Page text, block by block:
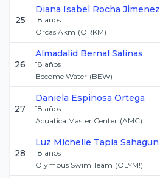
25
Diana Isabel Rocha Jimenez
18 años
Orcas Akm (ORKM)
26
Almadalid Bernal Salinas
18 años
Become Water (BEW)
27
Daniela Espinosa Ortega
18 años
Acuatica Master Center (AMC)
28
Luz Michelle Tapia Sahagun
18 años
Olympus Swim Team (OLYM!)